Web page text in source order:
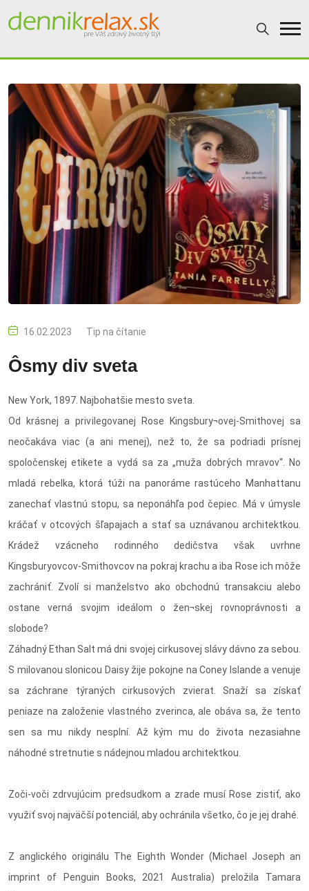
16.02.2023 Tip na čítanie
Ôsmy div sveta
New York, 1897. Najbohatšie mesto sveta.
Od krásnej a privilegovanej Rose Kingsbury¬ovej-Smithovej sa
neočakáva viac (a ani menej), než to, že sa podriadi prísnej
spoločenskej etikete a vydá sa za „muža dobrých mravov“. No
mladá rebelka, ktorá túži na panoráme rastúceho Manhattanu
zanechať vlastnú stopu, sa neponáhľa pod čepiec. Má v úmysle
kráčať v otcových šľapajach a stať sa uznávanou architektkou.
Krádež vzácneho rodinného dedičstva však uvrhne
Kingsburyovcov-Smithovcov na pokraj krachu a iba Rose ich môže
zachrániť. Zvolí si manželstvo ako obchodnú transakciu alebo
ostane verná svojim ideálom o žen¬skej rovnoprávnosti a
slobode?
Záhadný Ethan Salt má dni svojej cirkusovej slávy dávno za sebou.
S milovanou slonicou Daisy žije pokojne na Coney Islande a venuje
sa záchrane týraných cirkusových zvierat. Snaží sa získať
peniaze na založenie vlastného zverinca, ale obáva sa, že tento
sen sa mu nikdy nesplní. Až kým mu do života nezasiahne
náhodné stretnutie s nádejnou mladou architektkou.
Zoči-voči zdrvujúcim predsudkom a zrade musí Rose zistiť, ako
využiť svoj najväčší potenciál, aby ochránila všetko, čo je jej drahé.
Z anglického originálu The Eighth Wonder (Michael Joseph an
imprint of Penguin Books, 2021 Australia) preložila Tamara